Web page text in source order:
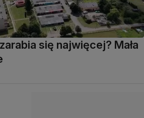
się najwięcej? Mała